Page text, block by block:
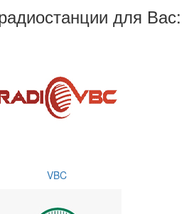
для Вас:
VBC